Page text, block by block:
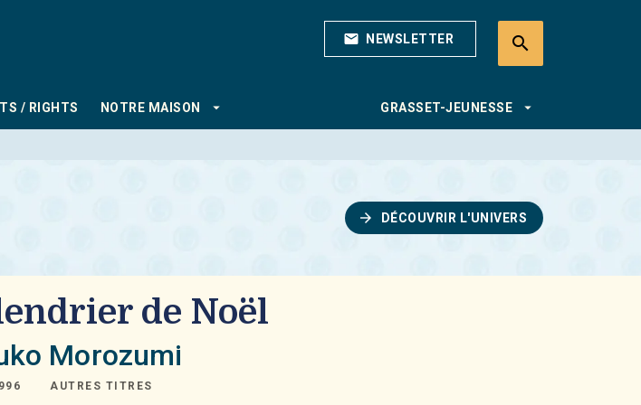
mail NEWSLETTER search
/ RIGHTS NOTRE MAISON arrow_drop_down GRASSET-JEUNESSE arrow_drop_down
arrow_forward DÉCOUVRIR L'UNIVERS
de Noël
Morozumi
AUTRES TITRES